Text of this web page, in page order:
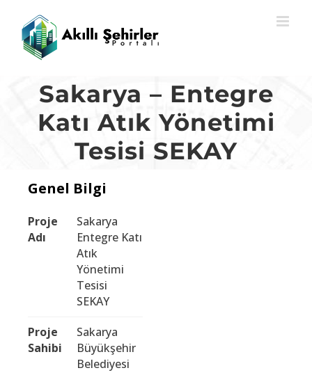
content
Sakarya – Entegre
Katı Atık Yönetimi
Tesisi SEKAY
Genel Bilgi
Proje
Adı
Sakarya
Entegre Katı
Atık
Yönetimi
Tesisi
SEKAY
Proje
Sahibi
Sakarya
Büyükşehir
Belediyesi